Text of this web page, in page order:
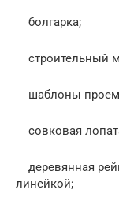
болгарка;
строительный
шаблоны
совковая
деревянная
линейкой;